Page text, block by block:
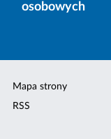
osobowych
Mapa strony
RSS